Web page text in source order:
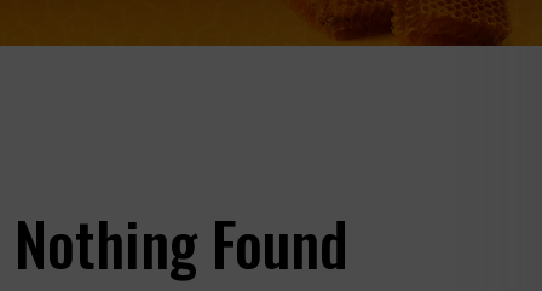
Nothing Found